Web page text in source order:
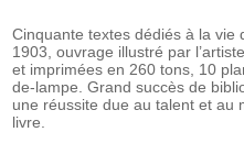
Cinquante textes dédiés à la vie
1903, ouvrage illustré par
et imprimées en 260 tons, 10
de-lampe. Grand succès de
une réussite due au talent et au
livre.